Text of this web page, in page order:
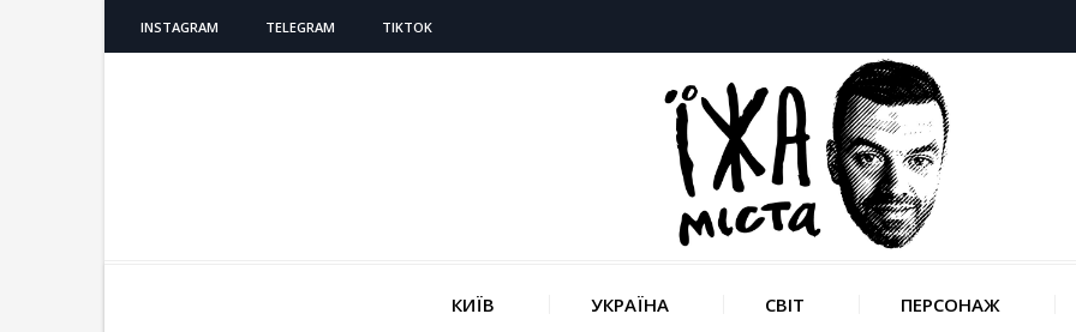
INSTAGRAM TELEGRAM TIKTOK
КИЇВ УКРАЇНА СВІТ ПЕРСОНАЖ